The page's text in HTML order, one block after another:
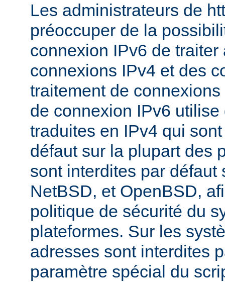
Les administrateurs de
préoccuper de la
connexion IPv6 de traiter
connexions IPv4 et des
traitement de
de connexion IPv6
traduites en IPv4 qui
défaut sur la plupart des
sont interdites par défaut
NetBSD, et OpenBSD,
politique de sécurité du
plateformes. Sur les
adresses sont interdites
paramètre spécial du